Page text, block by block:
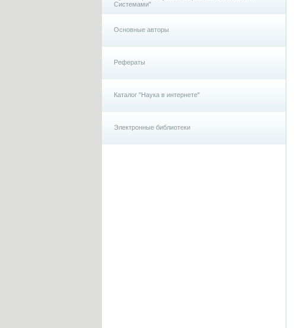
Системами"
Основные авторы
Рефераты
Каталог "Наука в интернете"
Электронные библиотеки